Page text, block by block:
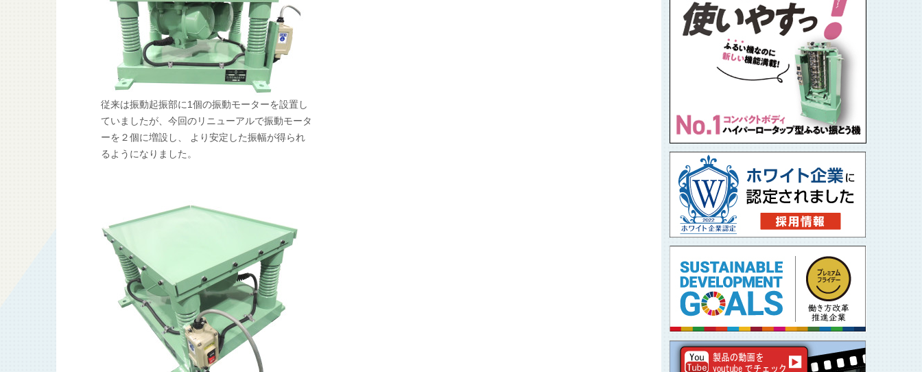
従来は振動起振部に1個の振動モーターを設置し
ていましたが、今回のリニューアルで振動モータ
ーを２個に増設し、 より安定した振幅が得られ
るようになりました。